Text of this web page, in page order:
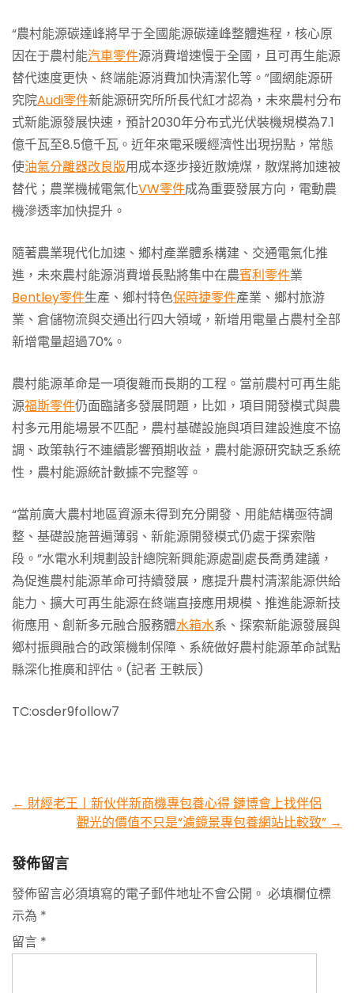
“農村能源碳達峰將早于全國能源碳達峰整體進程，核心原
因在于農村能汽車零件源消費增速慢于全國，且可再生能源
替代速度更快、終端能源消費加快清潔化等。”國網能源研
究院Audi零件新能源研究所所長代紅才認為，未來農村分布
式新能源發展快速，預計2030年分布式光伏裝機規模為7.1
億千瓦至8.5億千瓦。近年來電采暖經濟性出現拐點，常態
使油氣分離器改良版用成本逐步接近散燒煤，散煤將加速被
替代；農業機械電氣化VW零件成為重要發展方向，電動農
機滲透率加快提升。
隨著農業現代化加速、鄉村產業體系構建、交通電氣化推
進，未來農村能源消費增長點將集中在農賓利零件業
Bentley零件生產、鄉村特色保時捷零件產業、鄉村旅游
業、倉儲物流與交通出行四大領域，新增用電量占農村全部
新增電量超過70%。
農村能源革命是一項復雜而長期的工程。當前農村可再生能
源福斯零件仍面臨諸多發展問題，比如，項目開發模式與農
村多元用能場景不匹配，農村基礎設施與項目建設進度不協
調、政策執行不連續影響預期收益，農村能源研究缺乏系統
性，農村能源統計數據不完整等。
“當前廣大農村地區資源未得到充分開發、用能結構亟待調
整、基礎設施普遍薄弱、新能源開發模式仍處于探索階
段。”水電水利規劃設計總院新興能源處副處長喬勇建議，
為促進農村能源革命可持續發展，應提升農村清潔能源供給
能力、擴大可再生能源在終端直接應用規模、推進能源新技
術應用、創新多元融合服務體水箱水系、探索新能源發展與
鄉村振興融合的政策機制保障、系統做好農村能源革命試點
縣深化推廣和評估。(記者 王軼辰)
TC:osder9follow7
Post
navigation
← 財經老王丨新伙伴新商機專包養心得 鏈博會上找伴侶
觀光的價值不只是“濾鏡景專包養網站比較致” →
發佈留言
發佈留言必須填寫的電子郵件地址不會公開。 必填欄位標
示為 *
留言 *